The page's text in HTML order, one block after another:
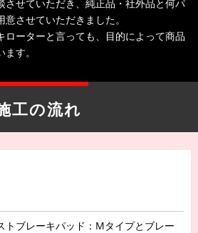
させていただき、純正品・社外品と何パ
させていただきました。
ローターと言っても、目的によって商品
す。
工の流れ
トブレーキパッド：Mタイプとブレー